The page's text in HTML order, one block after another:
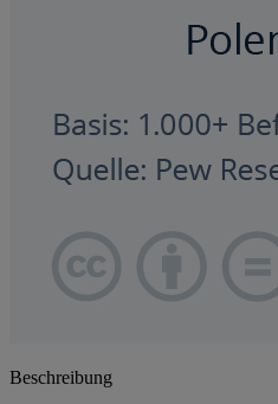
Beschreibung